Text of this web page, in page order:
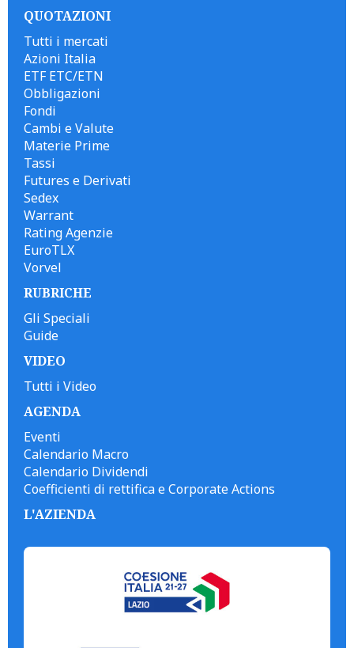
QUOTAZIONI
Tutti i mercati
Azioni Italia
ETF ETC/ETN
Obbligazioni
Fondi
Cambi e Valute
Materie Prime
Tassi
Futures e Derivati
Sedex
Warrant
Rating Agenzie
EuroTLX
Vorvel
RUBRICHE
Gli Speciali
Guide
VIDEO
Tutti i Video
AGENDA
Eventi
Calendario Macro
Calendario Dividendi
Coefficienti di rettifica e Corporate Actions
L'AZIENDA